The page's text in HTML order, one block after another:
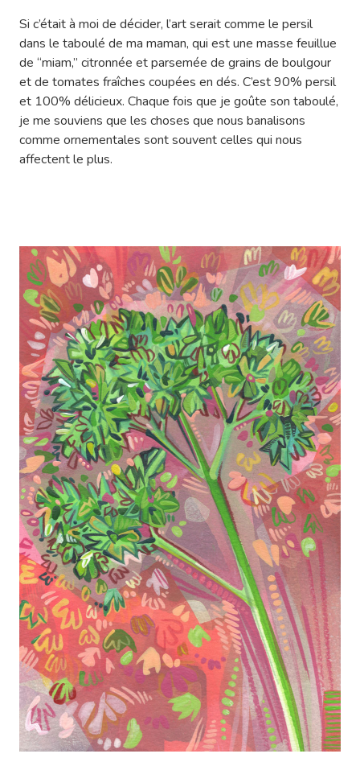
Si c’était à moi de décider, l’art serait comme le persil
dans le taboulé de ma maman, qui est une masse feuillue
de “miam,” citronnée et parsemée de grains de boulgour
et de tomates fraîches coupées en dés. C’est 90% persil
et 100% délicieux. Chaque fois que je goûte son taboulé,
je me souviens que les choses que nous banalisons
comme ornementales sont souvent celles qui nous
affectent le plus.